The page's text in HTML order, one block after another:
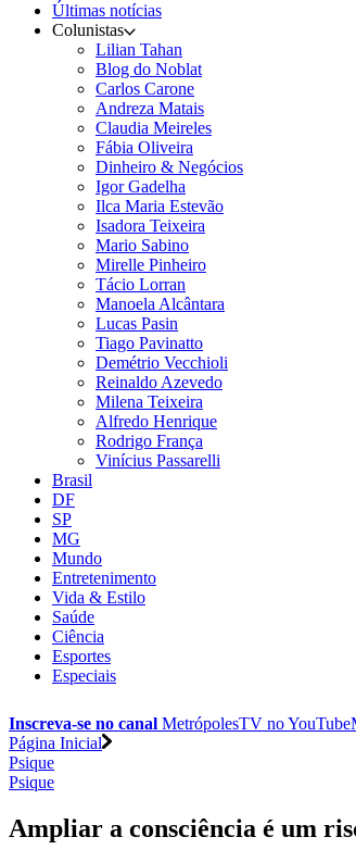
Últimas notícias
Colunistas
Lilian Tahan
Blog do Noblat
Carlos Carone
Andreza Matais
Claudia Meireles
Fábia Oliveira
Dinheiro & Negócios
Igor Gadelha
Ilca Maria Estevão
Isadora Teixeira
Mario Sabino
Mirelle Pinheiro
Tácio Lorran
Manoela Alcântara
Lucas Pasin
Tiago Pavinatto
Demétrio Vecchioli
Reinaldo Azevedo
Milena Teixeira
Alfredo Henrique
Rodrigo França
Vinícius Passarelli
Brasil
DF
SP
MG
Mundo
Entretenimento
Vida & Estilo
Saúde
Ciência
Esportes
Especiais
Inscreva-se no canal MetrópolesTV noYouTube
Página Inicial
Psique
Psique
Ampliar a consciência é um